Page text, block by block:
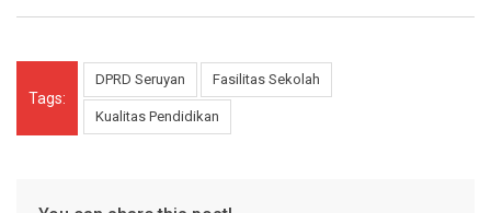
Tags:
DPRD Seruyan Fasilitas Sekolah
Kualitas Pendidikan